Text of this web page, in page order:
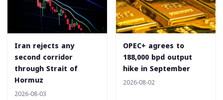
Iran rejects any
second corridor
through Strait of
Hormuz
2026-08-03
‎OPEC+ agrees to
188,000 bpd output
hike in September
2026-08-02